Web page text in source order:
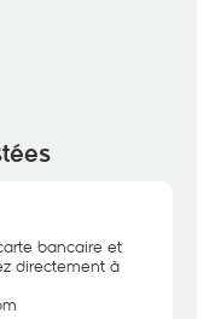
bancaire et
directement à